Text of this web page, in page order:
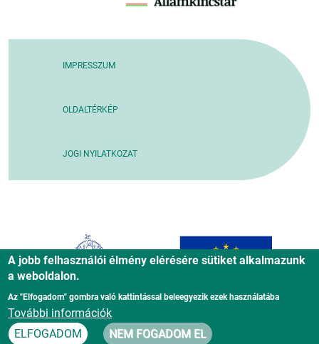
IMPRESSZUM
OLDALTÉRKÉP
JOGI NYILATKOZAT
A jobb felhasználói élmény elérésére sütiket alkalmazunk
a weboldalon.
Az "Elfogadom" gombra való kattintással beleegyezik ezek használatába
További információk
ELFOGADOM
NEM FOGADOM EL